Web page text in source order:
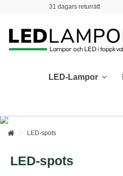
31 dagars returrätt
LED-Lampor
LED-spots
LED-spots